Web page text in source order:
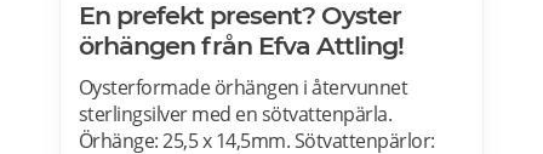
En prefekt present? Oyster
örhängen från Efva Attling!
Oysterformade örhängen i återvunnet
sterlingsilver med en sötvattenpärla.
Örhänge: 25,5 x 14,5mm. Sötvattenpärlor: